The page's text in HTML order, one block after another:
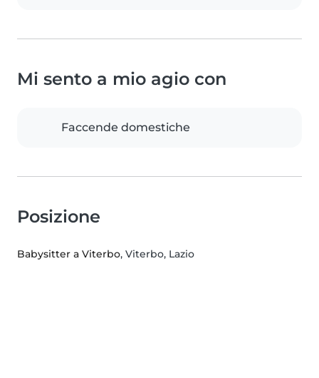
Mi sento a mio agio con
Faccende domestiche
Posizione
Babysitter a Viterbo, Viterbo, Lazio